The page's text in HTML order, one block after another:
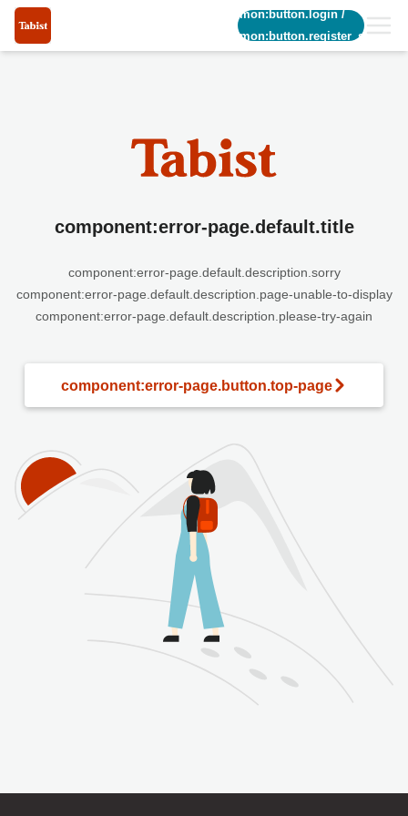
common:button.login/
common:button.register_short
component:error-page.default.title
component:error-page.default.description.sorry
component:error-page.default.description.page-unable-to-display
component:error-page.default.description.please-try-again
component:error-page.button.top-page